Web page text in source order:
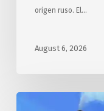
origen ruso. El…
August 6, 2026